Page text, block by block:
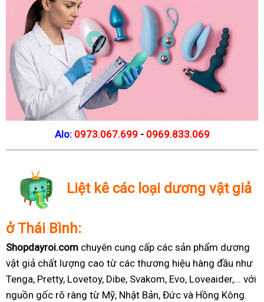
Alo: 0973.067.699 - 0969.833.069
Liệt kê các loại dương vật giả
ở Thái Bình:
Shopdayroi.com chuyên cung cấp các sản phẩm dương
vật giả chất lượng cao từ các thương hiệu hàng đầu như
Tenga, Pretty, Lovetoy, Dibe, Svakom, Evo, Loveaider,... với
nguồn gốc rõ ràng từ Mỹ, Nhật Bản, Đức và Hồng Kông.